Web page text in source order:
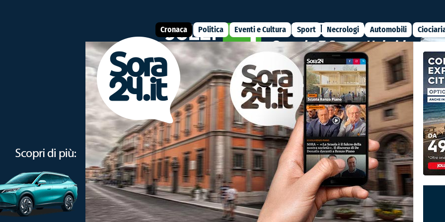
Cronaca Politica Eventi e Cultura Sport Necrologi Automobili